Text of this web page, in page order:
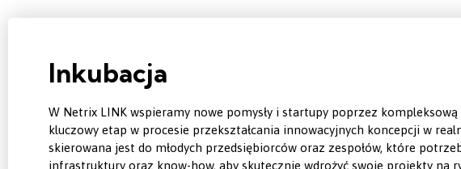
Inkubacja
W Netrix LINK wspieramy nowe pomysły i startupy poprzez
kluczowy etap w procesie przekształcania innowacyjnych koncepcji w
skierowana jest do młodych przedsiębiorców oraz zespołów, które
infrastruktury oraz know-how, aby skutecznie wdrożyć swoje projekty na